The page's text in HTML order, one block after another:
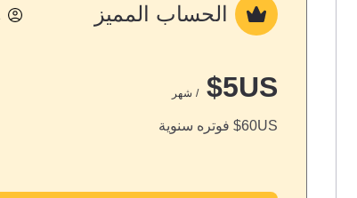
الحساب المميز
5US
$/ شهر
60US
$ فوتره سنوية